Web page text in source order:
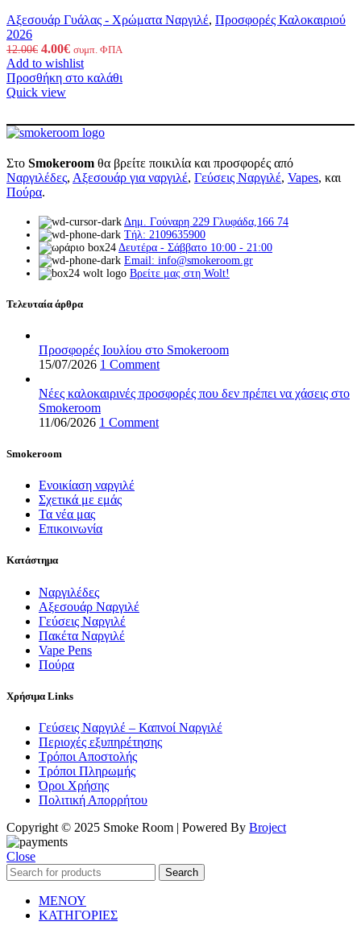
Αξεσουάρ Γυάλας - Χρώματα Ναργιλέ, Προσφορές Καλοκαιριού
2026
12.00€ Original
price
was:
12.00€.
4.00€Η
τρέχουσα
τιμή
συμπ. ΦΠΑ
Add to wishlist
Προσθήκη στο καλάθι
Quick view
Στο Smokeroom θα βρείτε ποικιλία και προσφορές από
Ναργιλέδες, Αξεσουάρ για ναργιλέ, Γεύσεις Ναργιλέ, Vapes, και
Πούρα.
Δημ. Γούναρη 229 Γλυφάδα,166 74
Τήλ: 2109635900
Δευτέρα - Σάββατο 10:00 - 21:00
Email: info@smokeroom.gr
Βρείτε μας στη Wolt!
Τελευταία άρθρα
Προσφορές Ιουλίου στο Smokeroom
15/07/2026 1 Comment
Νέες καλοκαιρινές προσφορές που δεν πρέπει να χάσεις στο
Smokeroom
11/06/2026 1 Comment
Smokeroom
Ενοικίαση ναργιλέ
Σχετικά με εμάς
Τα νέα μας
Επικοινωνία
Κατάστημα
Ναργιλέδες
Αξεσουάρ Ναργιλέ
Γεύσεις Ναργιλέ
Πακέτα Ναργιλέ
Vape Pens
Πούρα
Χρήσιμα Links
Γεύσεις Ναργιλέ – Καπνοί Ναργιλέ
Περιοχές εξυπηρέτησης
Τρόποι Αποστολής
Τρόποι Πληρωμής
Όροι Χρήσης
Πολιτική Απορρήτου
Copyright © 2025 Smoke Room | Powered By Broject
Close
Search
ΜΕΝΟΥ
ΚΑΤΗΓΟΡΙΕΣ